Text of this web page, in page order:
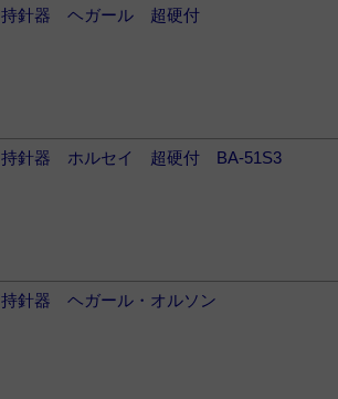
持針器 ヘガール 超硬付
持針器 ホルセイ 超硬付 BA-51S3
持針器 ヘガール・オルソン